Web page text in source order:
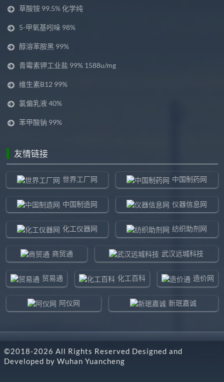
草酸铵 99.5% 化学纯
5-甲氧基吲哚 98%
醇溶苯胺黑 99%
青霉素钾工业盐 99% 1588u/mg
维生素B12 99%
氯偏乳液 40%
苯甲酸钠 99%
友情链接
世界工厂网 中国制药网
中国制造网 仪器信息网
化工仪器网 纺织助剂网
商贸通 武汉远城科技
贸易通 化工百科 造价网
阿仪网 新珉嘉诚
东北制造网 药智通
©2018-2026 All Rights Reserved Designed and
Developed by Wuhan Yuancheng